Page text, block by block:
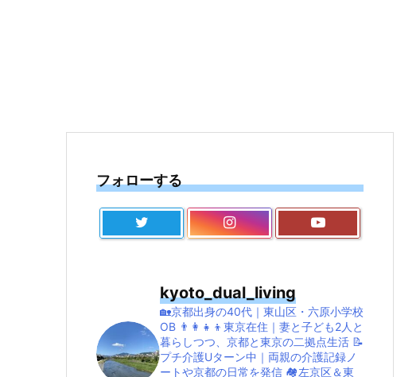
フォローする
kyoto_dual_living
🏡京都出身の40代｜東山区・六原小学校
OB 👨‍👩‍👧‍👦東京在住｜妻と子ども2人と
暮らしつつ、京都と東京の二拠点生活 📝
プチ介護Uターン中｜両親の介護記録ノ
ートや京都の日常を発信 🏘左京区＆東